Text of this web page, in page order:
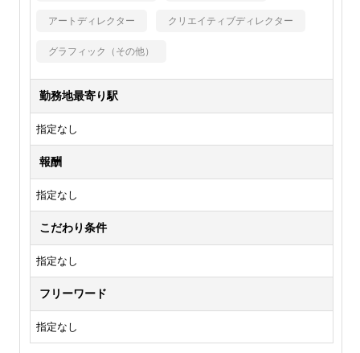
アートディレクター クリエイティブディレクター
グラフィック（その他）
勤務地最寄り駅
指定なし
報酬
指定なし
こだわり条件
指定なし
フリーワード
指定なし